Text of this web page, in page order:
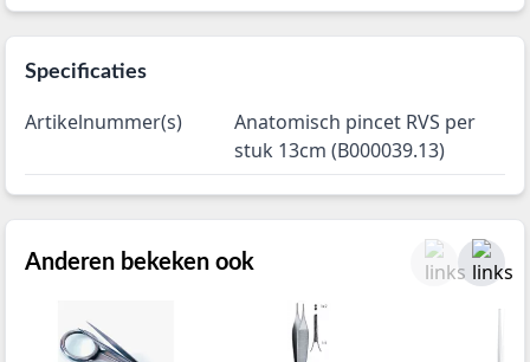
Specificaties
Artikelnummer(s)
Anatomisch pincet RVS per
stuk 13cm (B000039.13)
Anderen bekeken ook